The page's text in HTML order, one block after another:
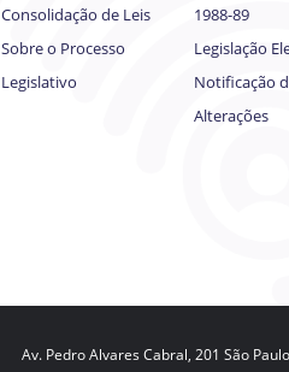
Consolidação de Leis
Sobre o Processo
Legislativo
1988-89
Legislação
Notificação
Alterações
Av. Pedro Alvares Cabral, 201 São